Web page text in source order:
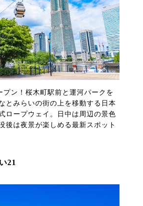
プン！桜木町駅前と運河パークを
とみらいの街の上を移動する日本
ロープウェイ。日中は周辺の景色
後は夜景が楽しめる最新スポット
21